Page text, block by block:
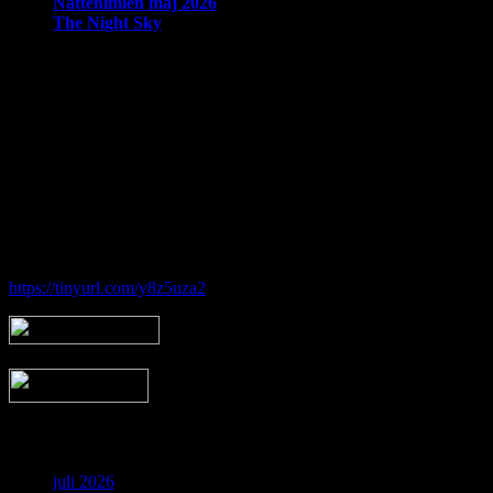
The Night Sky
https://tinyurl.com/y8z5uza2
juli 2026